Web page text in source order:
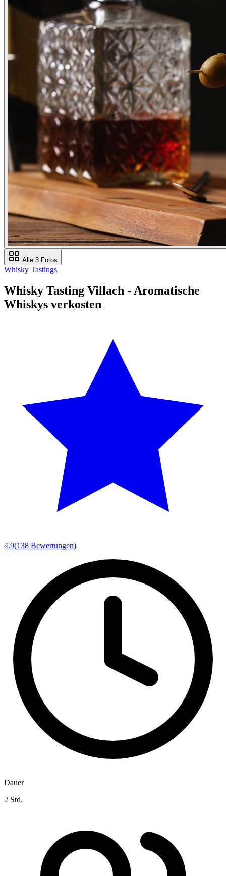
Alle 3 Fotos
Whisky Tastings
Whisky Tasting Villach - Aromatische
Whiskys verkosten
4.9(138 Bewertungen)
Dauer
2 Std.